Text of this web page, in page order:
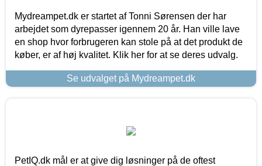
Mydreampet.dk er startet af Tonni Sørensen der har
arbejdet som dyrepasser igennem 20 år. Han ville lave
en shop hvor forbrugeren kan stole på at det produkt de
køber, er af høj kvalitet. Klik her for at se deres udvalg.
Se udvalget på Mydreampet.dk
PetIQ.dk mål er at give dig løsninger på de oftest